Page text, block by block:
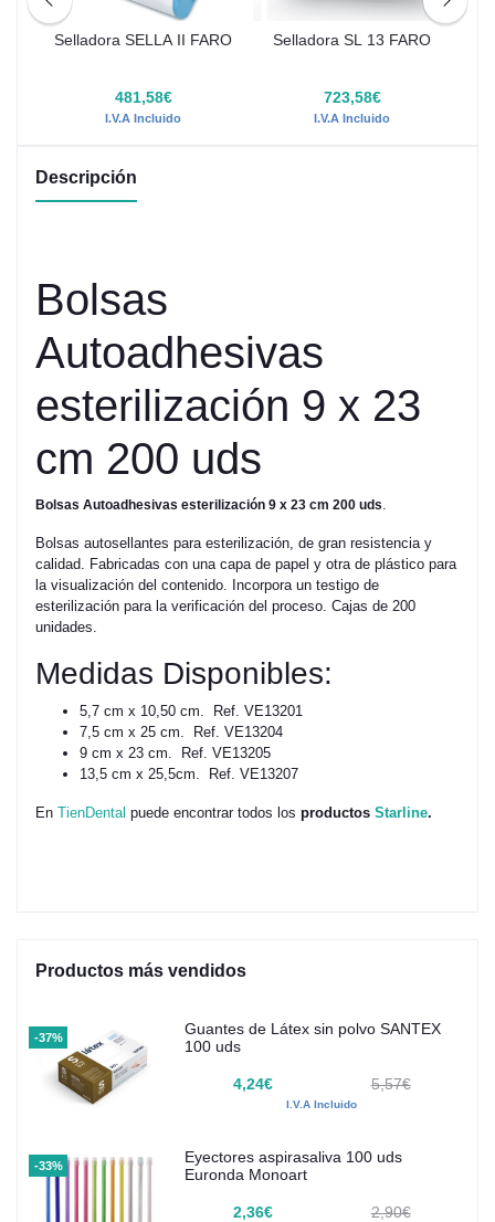
Selladora SELLA II FARO
481,58€
I.V.A Incluido
Selladora SL 13 FARO
723,58€
I.V.A Incluido
Descripción
Bolsas
Autoadhesivas
esterilización 9 x 23
cm 200 uds
Bolsas Autoadhesivas esterilización 9 x 23 cm 200 uds
Bolsas autosellantes para esterilización, de gran resistencia y
calidad. Fabricadas con una capa de papel y otra de plástico para
la visualización del contenido. Incorpora un testigo de
esterilización para la verificación del proceso. Cajas de 200
unidades.
Medidas Disponibles:
5,7 cm x 10,50 cm. Ref. VE13201
7,5 cm x 25 cm. Ref. VE13204
9 cm x 23 cm. Ref. VE13205
13,5 cm x 25,5cm. Ref. VE13207
En TienDental puede encontrar todos los productos Starline.
Productos más vendidos
-37%
Guantes de Látex sin polvo SANTEX
100 uds
4,24€ 5,57€
I.V.A Incluido
-33%
Eyectores aspirasaliva 100 uds
Euronda Monoart
2,36€ 2,90€